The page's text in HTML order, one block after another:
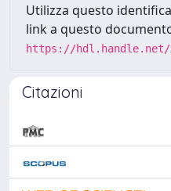
Utilizza questo
link a questo
https://hdl.handle.net/
Citazioni